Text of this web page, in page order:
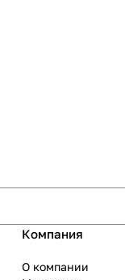
Компания
О компании